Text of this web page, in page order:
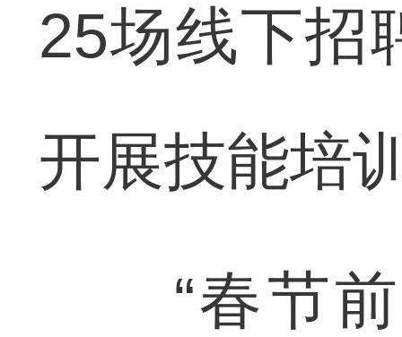
25场线下招
开展技能培
“春节前